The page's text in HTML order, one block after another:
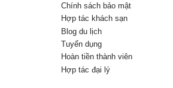
Chính sách bảo mật
Hợp tác khách sạn
Blog du lịch
Tuyển dụng
Hoàn tiền thành viên
Hợp tác đại lý